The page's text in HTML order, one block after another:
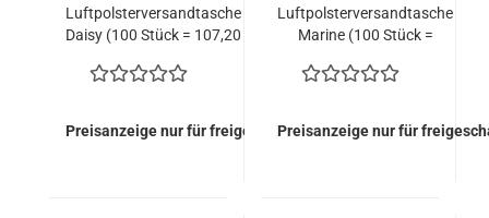
Luftpolsterversandtasche
Daisy (100 Stück = 107,20
Preisanzeige nur für freigeschaltete Kunden
Luftpolsterversandtasche
Marine (100 Stück =
Preisanzeige nur für